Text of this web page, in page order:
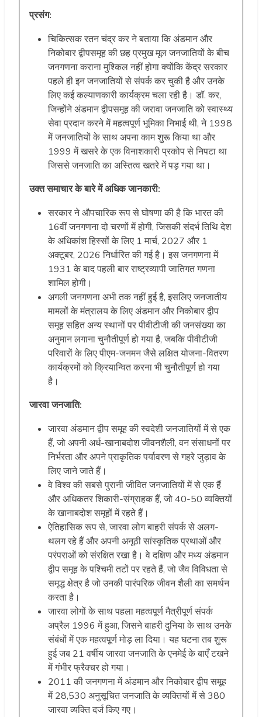
प्रसंग:
चिकित्सक रतन चंद्र कर ने बताया कि अंडमान और
निकोबार द्वीपसमूह की छह प्रमुख मूल जनजातियों के बीच
जनगणना कराना मुश्किल नहीं होगा क्योंकि केंद्र सरकार
पहले ही इन जनजातियों से संपर्क कर चुकी है और उनके
लिए कई कल्याणकारी कार्यक्रम चला रही है। डॉ. कर,
जिन्होंने अंडमान द्वीपसमूह की जरावा जनजाति को स्वास्थ्य
सेवा प्रदान करने में महत्वपूर्ण भूमिका निभाई थी, ने 1998
में जनजातियों के साथ अपना काम शुरू किया था और
1999 में खसरे के एक विनाशकारी प्रकोप से निपटा था
जिससे जनजाति का अस्तित्व खतरे में पड़ गया था।
उक्त समाचार के बारे में अधिक जानकारी:
सरकार ने औपचारिक रूप से घोषणा की है कि भारत की
16वीं जनगणना दो चरणों में होगी, जिसकी संदर्भ तिथि देश
के अधिकांश हिस्सों के लिए 1 मार्च, 2027 और 1
अक्टूबर, 2026 निर्धारित की गई है। इस जनगणना में
1931 के बाद पहली बार राष्ट्रव्यापी जातिगत गणना
शामिल होगी।
अगली जनगणना अभी तक नहीं हुई है, इसलिए जनजातीय
मामलों के मंत्रालय के लिए अंडमान और निकोबार द्वीप
समूह सहित अन्य स्थानों पर पीवीटीजी की जनसंख्या का
अनुमान लगाना चुनौतीपूर्ण हो गया है, जबकि पीवीटीजी
परिवारों के लिए पीएम-जनमन जैसे लक्षित योजना-वितरण
कार्यक्रमों को क्रियान्वित करना भी चुनौतीपूर्ण हो गया
है।
जारवा जनजाति:
जारवा अंडमान द्वीप समूह की स्वदेशी जनजातियों में से एक
हैं, जो अपनी अर्ध-खानाबदोश जीवनशैली, वन संसाधनों पर
निर्भरता और अपने प्राकृतिक पर्यावरण से गहरे जुड़ाव के
लिए जाने जाते हैं।
वे विश्व की सबसे पुरानी जीवित जनजातियों में से एक हैं
और अधिकतर शिकारी-संग्राहक हैं, जो 40-50 व्यक्तियों
के खानाबदोश समूहों में रहते हैं।
ऐतिहासिक रूप से, जारवा लोग बाहरी संपर्क से अलग-
थलग रहे हैं और अपनी अनूठी सांस्कृतिक प्रथाओं और
परंपराओं को संरक्षित रखा है। वे दक्षिण और मध्य अंडमान
द्वीप समूह के पश्चिमी तटों पर रहते हैं, जो जैव विविधता से
समृद्ध क्षेत्र है जो उनकी पारंपरिक जीवन शैली का समर्थन
करता है।
जारवा लोगों के साथ पहला महत्वपूर्ण मैत्रीपूर्ण संपर्क
अप्रैल 1996 में हुआ, जिसने बाहरी दुनिया के साथ उनके
संबंधों में एक महत्वपूर्ण मोड़ ला दिया। यह घटना तब शुरू
हुई जब 21 वर्षीय जारवा जनजाति के एनमेई के बाएँ टखने
में गंभीर फ्रैक्चर हो गया।
2011 की जनगणना में अंडमान और निकोबार द्वीप समूह
में 28,530 अनुसूचित जनजाति के व्यक्तियों में से 380
जारवा व्यक्ति दर्ज किए गए।